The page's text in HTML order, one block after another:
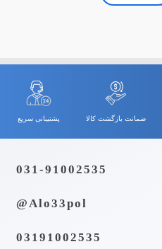
ضمانت بازگشت کالا پشتیبانی سریع
031-91002535
Alo33pol@
03191002535